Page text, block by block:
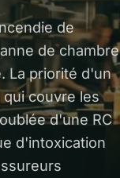
de
de chambre
La priorité d'un
couvre les
d'une RC
d'intoxication